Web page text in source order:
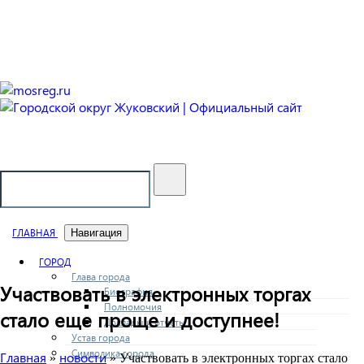
ГЛАВНАЯ Навигация
ГОРОД
Глава города
Биография
Полномочия
Доклады и отчеты
Устав города
Символика города
Участвовать в электронных торгах
стало еще проще и доступнее!
Главная » новости» Участвовать в электронных торгах стало